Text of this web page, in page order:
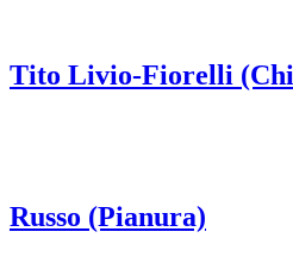
Tito Livio-Fiorelli
Russo (Pianura)